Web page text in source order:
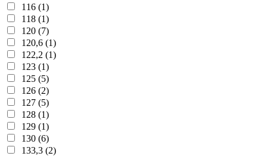
116 (1)
118 (1)
120 (7)
120,6 (1)
122,2 (1)
123 (1)
125 (5)
126 (2)
127 (5)
128 (1)
129 (1)
130 (6)
133,3 (2)